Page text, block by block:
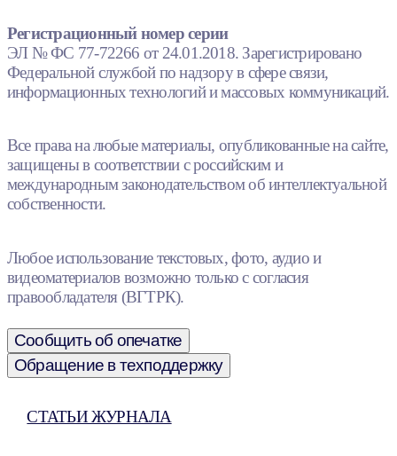
Регистрационный номер серии
ЭЛ № ФС 77-72266 от 24.01.2018. Зарегистрировано
Федеральной службой по надзору в сфере связи,
информационных технологий и массовых коммуникаций.
Все права на любые материалы, опубликованные на сайте,
защищены в соответствии с российским и
международным законодательством об интеллектуальной
собственности.
Любое использование текстовых, фото, аудио и
видеоматериалов возможно только с согласия
правообладателя (ВГТРК).
Сообщить об опечатке
Обращение в техподдержку
СТАТЬИ ЖУРНАЛА